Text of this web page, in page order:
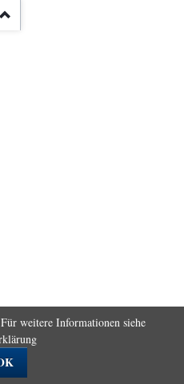
weitere Informationen siehe